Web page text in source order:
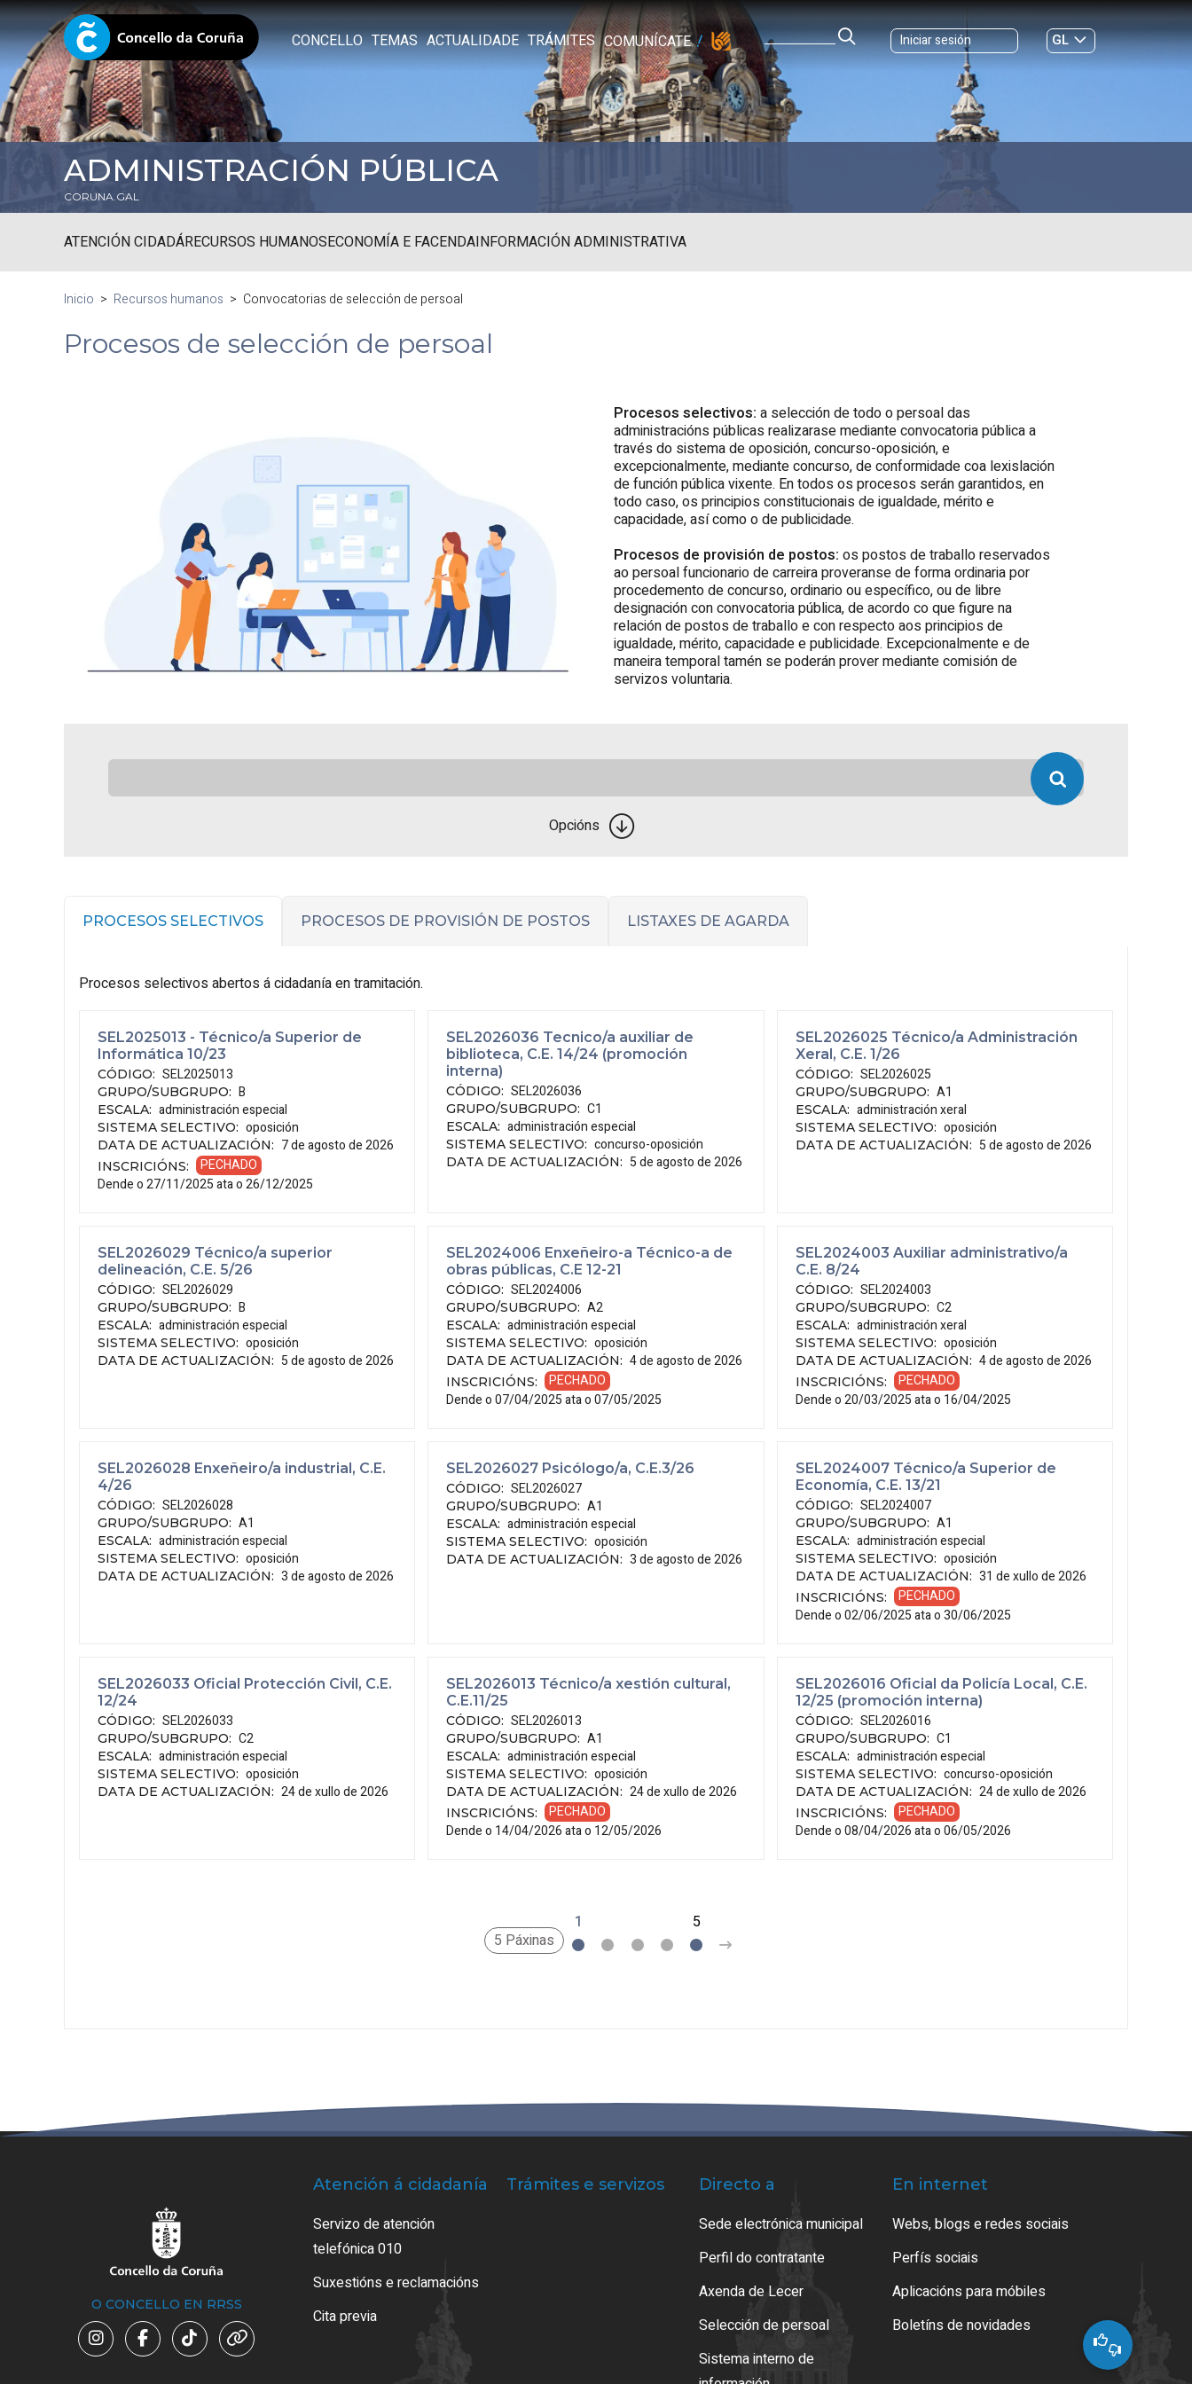
CONCELLO TEMAS ACTUALIDADE TRÁMITES COMUNÍCATE Iniciar sesión
GL
ES|
ADMINISTRACIÓN PÚBLICA
CORUNA.GAL
ATENCIÓN CIDADÁRECURSOS HUMANOSECONOMÍA E FACENDAINFORMACIÓN ADMINISTRATIVA
Inicio Recursos humanos Convocatorias de selección de persoal
Procesos de selección de persoal
Procesos selectivos: a selección de todo o persoal das
administracións públicas realizarase mediante convocatoria pública a
través do sistema de oposición, concurso-oposición, e
excepcionalmente, mediante concurso, de conformidade coa lexislación
de función pública vixente. En todos os procesos serán garantidos, en
todo caso, os principios constitucionais de igualdade, mérito e
capacidade, así como o de publicidade.
Procesos de provisión de postos: os postos de traballo reservados
ao persoal funcionario de carreira proveranse de forma ordinaria por
procedemento de concurso, ordinario ou específico, ou de libre
designación con convocatoria pública, de acordo co que figure na
relación de postos de traballo e con respecto aos principios de
igualdade, mérito, capacidade e publicidade. Excepcionalmente e de
maneira temporal tamén se poderán prover mediante comisión de
servizos voluntaria.
Opcións
PROCESOS SELECTIVOS PROCESOS DE PROVISIÓN DE POSTOS LISTAXES DE AGARDA
Procesos selectivos abertos á cidadanía en tramitación.
SEL2025013 - Técnico/a Superior de
Informática 10/23
CÓDIGO: SEL2025013
GRUPO/SUBGRUPO: B
ESCALA: administración especial
SISTEMA SELECTIVO: oposición
DATA DE ACTUALIZACIÓN: 7 de agosto de 2026
INSCRICIÓNS:
PECHADO
Dende o 27/11/2025 ata o 26/12/2025
SEL2026036 Tecnico/a auxiliar de
biblioteca, C.E. 14/24 (promoción
interna)
CÓDIGO: SEL2026036
GRUPO/SUBGRUPO: C1
ESCALA: administración especial
SISTEMA SELECTIVO: concurso-oposición
DATA DE ACTUALIZACIÓN: 5 de agosto de 2026
SEL2026025 Técnico/a Administración
Xeral, C.E. 1/26
CÓDIGO: SEL2026025
GRUPO/SUBGRUPO: A1
ESCALA: administración xeral
SISTEMA SELECTIVO: oposición
DATA DE ACTUALIZACIÓN: 5 de agosto de 2026
SEL2026029 Técnico/a superior
delineación, C.E. 5/26
CÓDIGO: SEL2026029
GRUPO/SUBGRUPO: B
ESCALA: administración especial
SISTEMA SELECTIVO: oposición
DATA DE ACTUALIZACIÓN: 5 de agosto de 2026
SEL2024006 Enxeñeiro-a Técnico-a de
obras públicas, C.E 12-21
CÓDIGO: SEL2024006
GRUPO/SUBGRUPO: A2
ESCALA: administración especial
SISTEMA SELECTIVO: oposición
DATA DE ACTUALIZACIÓN: 4 de agosto de 2026
INSCRICIÓNS:
PECHADO
Dende o 07/04/2025 ata o 07/05/2025
SEL2024003 Auxiliar administrativo/a
C.E. 8/24
CÓDIGO: SEL2024003
GRUPO/SUBGRUPO: C2
ESCALA: administración xeral
SISTEMA SELECTIVO: oposición
DATA DE ACTUALIZACIÓN: 4 de agosto de 2026
INSCRICIÓNS:
PECHADO
Dende o 20/03/2025 ata o 16/04/2025
SEL2026028 Enxeñeiro/a industrial, C.E.
4/26
CÓDIGO: SEL2026028
GRUPO/SUBGRUPO: A1
ESCALA: administración especial
SISTEMA SELECTIVO: oposición
DATA DE ACTUALIZACIÓN: 3 de agosto de 2026
SEL2026027 Psicólogo/a, C.E.3/26
CÓDIGO: SEL2026027
GRUPO/SUBGRUPO: A1
ESCALA: administración especial
SISTEMA SELECTIVO: oposición
DATA DE ACTUALIZACIÓN: 3 de agosto de 2026
SEL2024007 Técnico/a Superior de
Economía, C.E. 13/21
CÓDIGO: SEL2024007
GRUPO/SUBGRUPO: A1
ESCALA: administración especial
SISTEMA SELECTIVO: oposición
DATA DE ACTUALIZACIÓN: 31 de xullo de 2026
INSCRICIÓNS:
PECHADO
Dende o 02/06/2025 ata o 30/06/2025
SEL2026033 Oficial Protección Civil, C.E.
12/24
CÓDIGO: SEL2026033
GRUPO/SUBGRUPO: C2
ESCALA: administración especial
SISTEMA SELECTIVO: oposición
DATA DE ACTUALIZACIÓN: 24 de xullo de 2026
SEL2026013 Técnico/a xestión cultural,
C.E.11/25
CÓDIGO: SEL2026013
GRUPO/SUBGRUPO: A1
ESCALA: administración especial
SISTEMA SELECTIVO: oposición
DATA DE ACTUALIZACIÓN: 24 de xullo de 2026
INSCRICIÓNS:
PECHADO
Dende o 14/04/2026 ata o 12/05/2026
SEL2026016 Oficial da Policía Local, C.E.
12/25 (promoción interna)
CÓDIGO: SEL2026016
GRUPO/SUBGRUPO: C1
ESCALA: administración especial
SISTEMA SELECTIVO: concurso-oposición
DATA DE ACTUALIZACIÓN: 24 de xullo de 2026
INSCRICIÓNS:
PECHADO
Dende o 08/04/2026 ata o 06/05/2026
5 Páxinas
1 5
O CONCELLO EN RRSS
Atención á cidadanía
Servizo de atención
telefónica 010
Suxestións e reclamacións
Cita previa
Trámites e servizos Directo a
Sede electrónica municipal
Perfil do contratante
Axenda de Lecer
Selección de persoal
Sistema interno de
En internet
Webs, blogs e redes sociais
Perfís sociais
Aplicacións para móbiles
Boletíns de novidades